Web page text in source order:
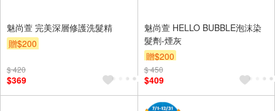
魅尚萱 完美深層修護洗髮精
贈$200
$ 420
$369
魅尚萱 HELLO BUBBLE泡沫染
髮劑-煙灰
贈$200
$ 450
$409